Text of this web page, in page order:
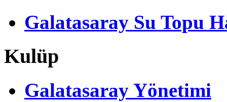
Galatasaray Su Topu
Kulüp
Galatasaray Yönetimi